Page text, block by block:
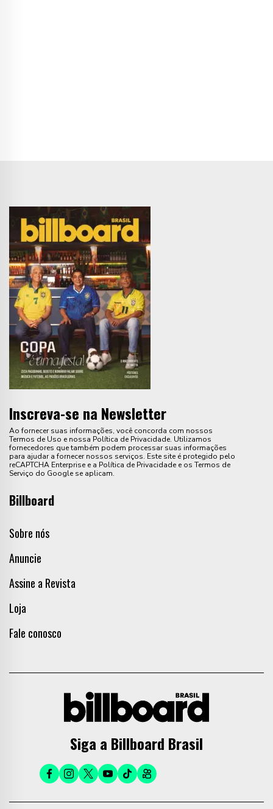
Inscreva-se na Newsletter
Ao fornecer suas informações, você concorda com nossos
Termos de Uso e nossa Política de Privacidade. Utilizamos
fornecedores que também podem processar suas informações
para ajudar a fornecer nossos serviços. Este site é protegido pelo
reCAPTCHA Enterprise e a Política de Privacidade e os Termos de
Serviço do Google se aplicam.
Billboard
Sobre nós
Anuncie
Assine a Revista
Loja
Fale conosco
Siga a Billboard Brasil